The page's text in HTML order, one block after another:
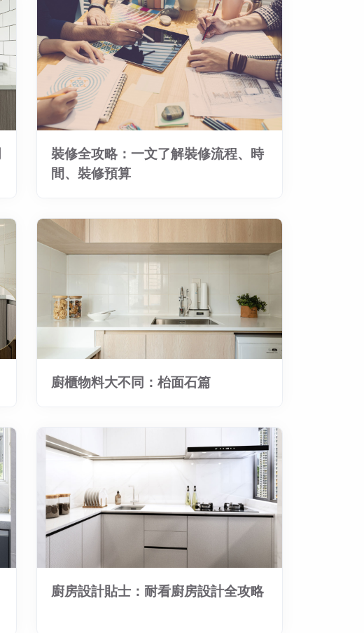
裝修全攻略：一文了解裝修流程、時
間、裝修預算
廚櫃物料大不同：枱面石篇
廚房設計貼士：耐看廚房設計全攻略